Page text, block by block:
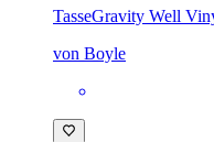
TasseGravity Well
von Boyle